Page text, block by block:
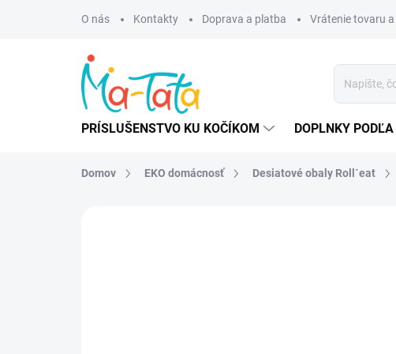
O nás Kontakty Doprava a platba Vrátenie tovaru
PRÍSLUŠENSTVO KU KOČÍKOM DOPLNKY
Domov EKO domácnosť Desiatové obaly Roll´eat